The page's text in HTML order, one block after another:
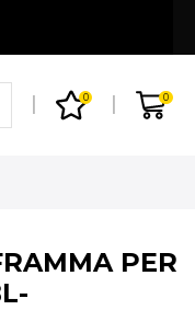
superiori a 99€
0 0
PER